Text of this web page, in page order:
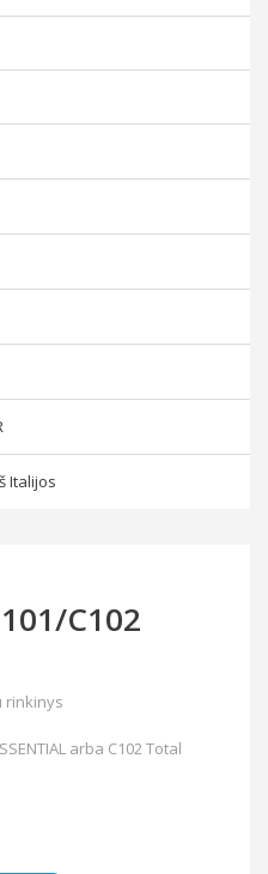
Italijos
C102
rinkinys
arba C102 Total